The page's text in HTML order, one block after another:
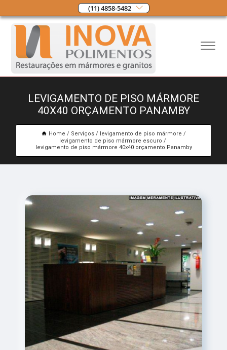
(11) 4858-5482
LEVIGAMENTO DE PISO MÁRMORE
40X40 ORÇAMENTO PANAMBY
Home Serviços
levigamento de piso mármore
levigamento de piso mármore escuro
levigamento de piso mármore 40x40 orçamento Panamby